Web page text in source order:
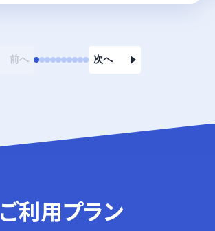
前へ 次へ
ご利用プラン